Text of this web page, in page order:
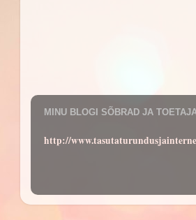
MINU BLOGI SÕBRAD JA
http://